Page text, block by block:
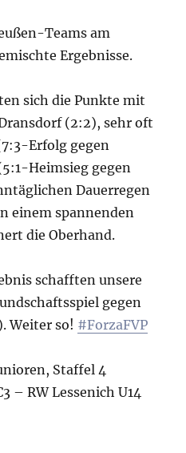
Teams am
Ergebnisse.
sich die Punkte mit
(2:2), sehr oft
Erfolg gegen
Heimsieg gegen
Dauerregen
einem spannenden
die Oberhand.
schafften unsere
gegen
Weiter so! #ForzaFVP
Staffel 4
– RW Lessenich U14